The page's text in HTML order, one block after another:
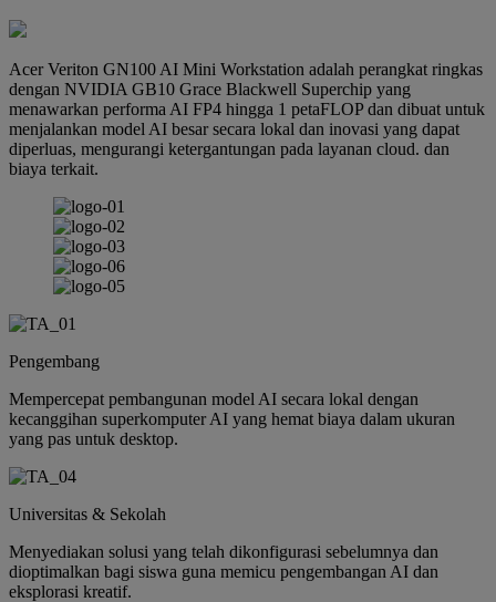
Acer Veriton GN100 AI Mini Workstation adalah perangkat ringkas
dengan NVIDIA GB10 Grace Blackwell Superchip yang
menawarkan performa AI FP4 hingga 1 petaFLOP dan dibuat untuk
menjalankan model AI besar secara lokal dan inovasi yang dapat
diperluas, mengurangi ketergantungan pada layanan cloud. dan
biaya terkait.
Pengembang
Mempercepat pembangunan model AI secara lokal dengan
kecanggihan superkomputer AI yang hemat biaya dalam ukuran
yang pas untuk desktop.
Universitas & Sekolah
Menyediakan solusi yang telah dikonfigurasi sebelumnya dan
dioptimalkan bagi siswa guna memicu pengembangan AI dan
eksplorasi kreatif.